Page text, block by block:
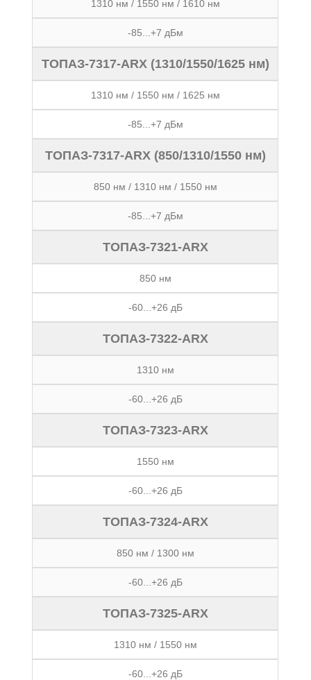
1310 нм / 1550 нм / 1610 нм
-85...+7 дБм
ТОПАЗ-7317-ARX (1310/1550/1625 нм)
1310 нм / 1550 нм / 1625 нм
-85...+7 дБм
ТОПАЗ-7317-ARX (850/1310/1550 нм)
850 нм / 1310 нм / 1550 нм
-85...+7 дБм
ТОПАЗ-7321-ARX
850 нм
-60...+26 дБ
ТОПАЗ-7322-ARX
1310 нм
-60...+26 дБ
ТОПАЗ-7323-ARX
1550 нм
-60...+26 дБ
ТОПАЗ-7324-ARX
850 нм / 1300 нм
-60...+26 дБ
ТОПАЗ-7325-ARX
1310 нм / 1550 нм
-60...+26 дБ